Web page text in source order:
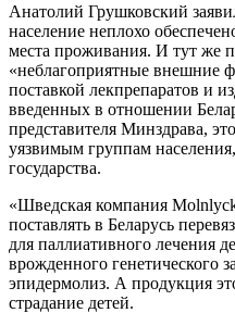
Анатолий Грушковский
население неплохо
места проживания. И тут же
«неблагоприятные внешние
поставкой лекпрепаратов и
введенных в отношении
представителя Минздрава,
уязвимым группам
государства.
«Шведская компания
поставлять в Беларусь
для паллиативного лечения
врожденного генетического
эпидермолиз. А продукция
страдание детей.